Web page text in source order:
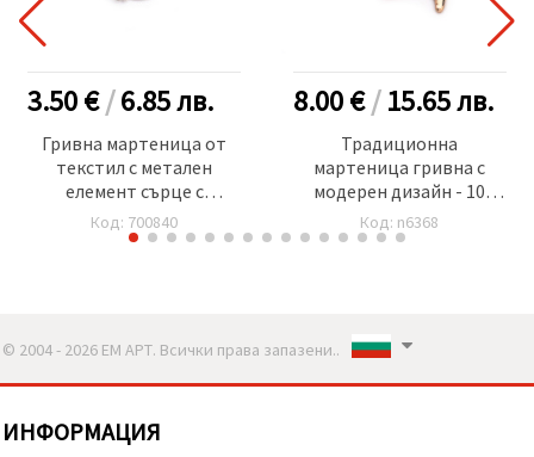
3.50 €/6.85лв.
Гривна мартеница от
текстил с метален
елемент сърце с
кристали и синьо око -12
броя
Код: 700840
8.00 €/15.65лв.
Традиционна
мартеница гривна с
модерен дизайн - 10
броя
Код: n6368
© 2004 - 2026 ЕМ АРТ. Всички права запазени..
ИНФОРМАЦИЯ